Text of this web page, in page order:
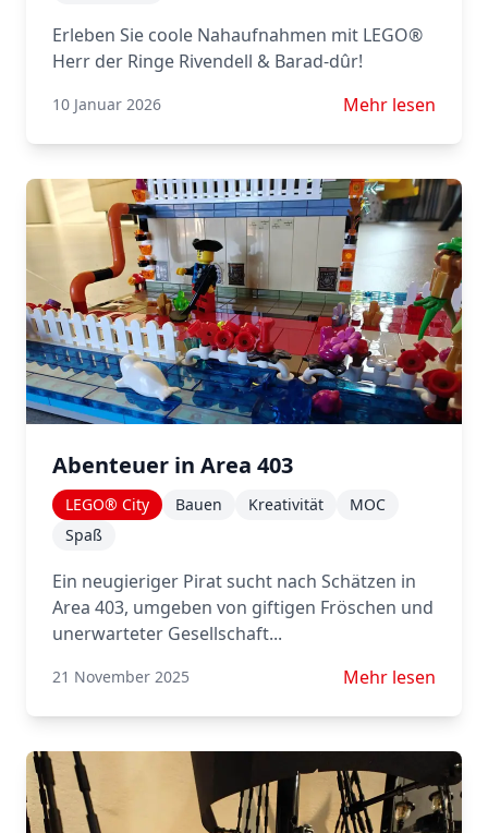
Erleben Sie coole Nahaufnahmen mit LEGO®
Herr der Ringe Rivendell & Barad-dûr!
10 Januar 2026 Mehr lesen über
Mehr lesen
Abenteuer in Area 403
LEGO® City Bauen Kreativität
MOC
Spaß
Ein neugieriger Pirat sucht nach Schätzen in
Area 403, umgeben von giftigen Fröschen und
unerwarteter Gesellschaft...
21 November 2025 Mehr lesen über
Mehr lesen